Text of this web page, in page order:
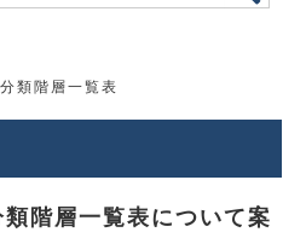
分類階層一覧表
階層一覧表について案